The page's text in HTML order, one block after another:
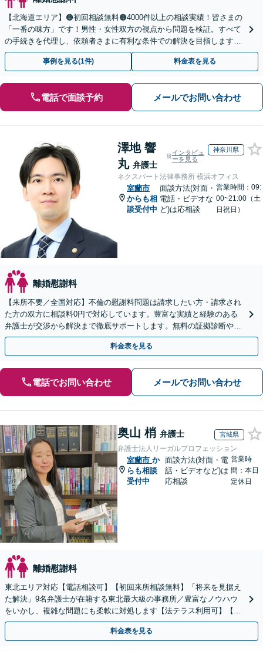
【北海道エリア】🟠初回相談無料🟠4000件以上の相談実績！皆さまの
「一番の味方」です！男性・女性双方の視点から問題を検証。すべて
の手続きを代理し、依頼者さまに有利な条件での解決を目指します
【夜間相談・WEB面談可】【完全個室・秘密厳守】
事例を見る(1件) 料金表を見る
電話で面談予約 メールでお問い合わせ
澤地 響
丸 弁護士
インタビュ
ーを見る
神奈川県
ネクスパート法律事務所 横浜オフィス
室蘭市
からも相
談受付中
面談方法(対面・
電話・ビデオな
ど)は応相談
営業時間：09:
00~21:00（土
日祝日）
離婚慰謝料
【来所不要／全国対応】不倫の慰謝料問題は請求したい方・請求され
た方の双方に相談料0円で対応しています。豊富な実績と経験のある
弁護士が交渉から解決まで徹底サポートします。無料の証拠診断や着
手金の返還保証もありますので安心してご相談ください。
料金表を見る
電話でお問い合わせ メールでお問い合わせ
奥山 梢 弁護士 宮城県
弁護士法人リーガルプロフェッション
室蘭市 か
らも相談
受付中
面談方法(対面・電
話・ビデオなど)は
応相談
営業時
間：本日
定休日
離婚慰謝料
東北エリア対応【電話相談可】【初回来所相談無料】「将来を見据え
た解決」9名弁護士が在籍する東北最大級の事務所／豊富なノウハウ
をいかし、複雑な問題にも柔軟に対処します【法テラス利用可】【秘
密厳守】
料金表を見る